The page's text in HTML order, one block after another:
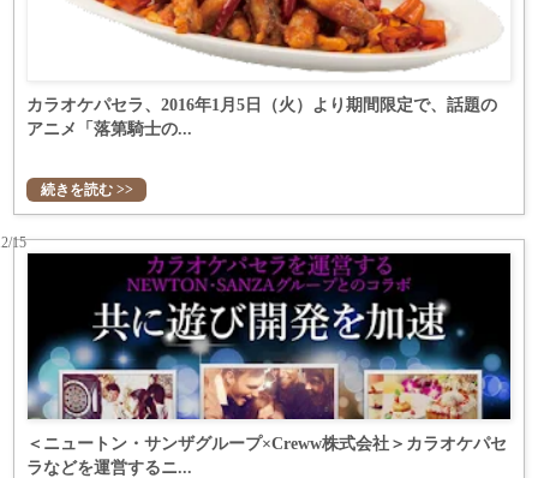
カラオケパセラ、2016年1月5日（火）より期間限定で、話題の
アニメ「落第騎士の...
続きを読む >>
＜ニュートン・サンザグループ×Creww株式会社＞カラオケパセ
ラなどを運営するニ...
15